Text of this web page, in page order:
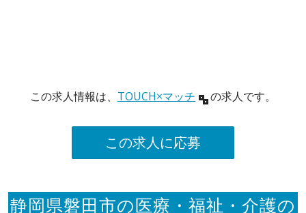
この求人情報は、 TOUCH×マッチ の求人です。
この求人に応募
静岡県磐田市の医療・福祉・介護の